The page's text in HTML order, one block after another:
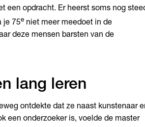
een opdracht. Er heerst soms nog
je 75e niet meer meedoet in de
deze mensen barsten van de
lang leren
ontdekte dat ze naast kunstenaar
een onderzoeker is, voelde de master